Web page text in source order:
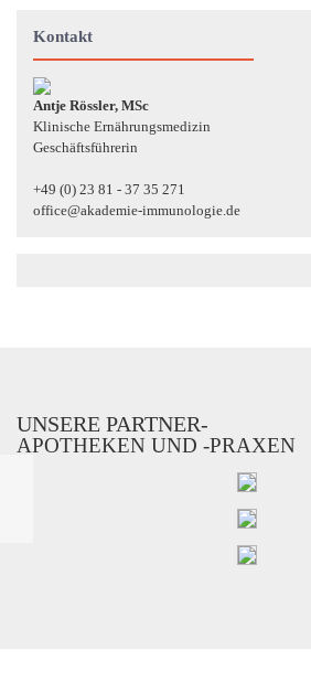
Kontakt
Antje Rössler, MSc
Klinische Ernährungsmedizin
Geschäftsführerin
+49 (0) 23 81 - 37 35 271
office@akademie-immunologie.de
UNSERE PARTNER-
APOTHEKEN UND -PRAXEN